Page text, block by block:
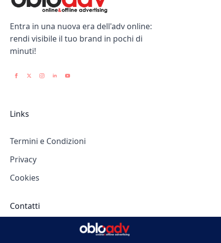
Entra in una nuova era dell'adv online:
rendi visibile il tuo brand in pochi di
minuti!
Links
Termini e Condizioni
Privacy
Cookies
Contatti